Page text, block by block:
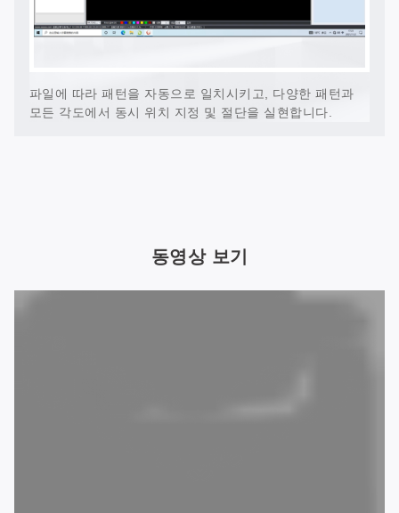
파일에 따라 패턴을 자동으로 일치시키고, 다양한 패턴과
모든 각도에서 동시 위치 지정 및 절단을 실현합니다.
동영상 보기